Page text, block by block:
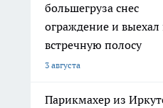
большегруза снес
ограждение и выехал
встречную полосу
3 августа
Парикмахер из